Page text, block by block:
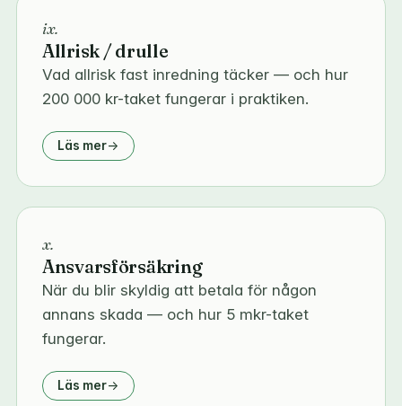
ix.
Allrisk / drulle
Vad allrisk fast inredning täcker — och hur
200 000 kr-taket fungerar i praktiken.
Läs mer
x.
Ansvarsförsäkring
När du blir skyldig att betala för någon
annans skada — och hur 5 mkr-taket
fungerar.
Läs mer